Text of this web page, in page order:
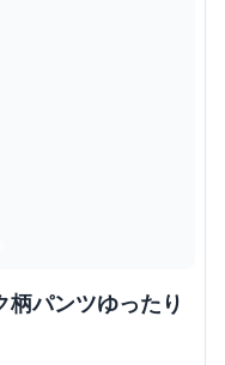
パンツゆったり